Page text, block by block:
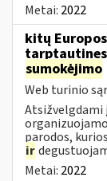
Metai: 2022
kitų
sumokėjimo
Web turinio
Atsižvelgdami
parodos,
ir
Metai: 2022